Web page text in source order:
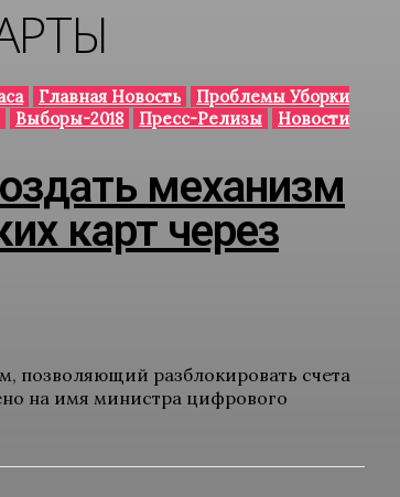
Главная Новость
Проблемы Уборки
Выборы-2018 Пресс-Релизы
Новости
механизм
карт через
позволяющий разблокировать счета
на имя министра цифрового